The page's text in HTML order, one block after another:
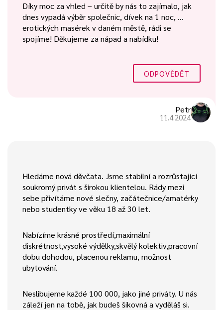
Díky moc za vhled – určitě by nás to zajímalo, jak
dnes vypadá výběr společnic, dívek na 1 noc, …
erotických masérek v daném městě, rádi se
spojíme! Děkujeme za nápad a nabídku!
ODPOVĚDĚT
Petr
11.4.2024
Hledáme nová děvčata. Jsme stabilní a rozrůstající
soukromý privát s širokou klientelou. Rády mezi
sebe přivítáme nové slečny, začátečnice/amatérky
nebo studentky ve věku 18 až 30 let.
Nabízíme krásné prostředí,maximální
diskrétnost,vysoké výdělky,skvělý kolektiv,pracovní
dobu dohodou, placenou reklamu, možnost
ubytování.
Neslibujeme každé 100 000, jako jiné priváty. U nás
záleží jen na tobě, jak budeš šikovná a vyděláš si.